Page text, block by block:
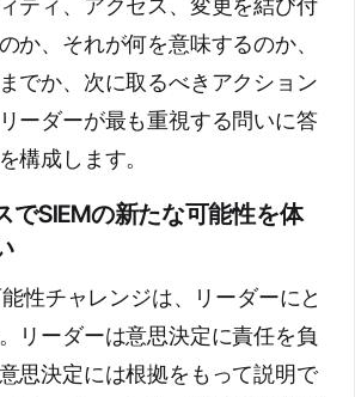
か、それが何を意味するのか、
でか、次に取るべきアクション
ーダーが最も重視する問いに答
構成します。
でSIEMの新たな可能性を体
性チャレンジは、リーダーにと
リーダーは意思決定に責任を負
思決定には根拠をもって説明で